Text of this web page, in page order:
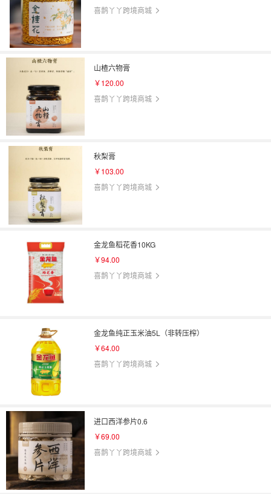
喜鹊丫丫跨境商城
山楂六物膏
￥120.00
喜鹊丫丫跨境商城
秋梨膏
￥103.00
喜鹊丫丫跨境商城
金龙鱼稻花香10KG
￥94.00
喜鹊丫丫跨境商城
金龙鱼纯正玉米油5L（非转压榨）
￥64.00
喜鹊丫丫跨境商城
进口西洋参片0.6
￥69.00
喜鹊丫丫跨境商城